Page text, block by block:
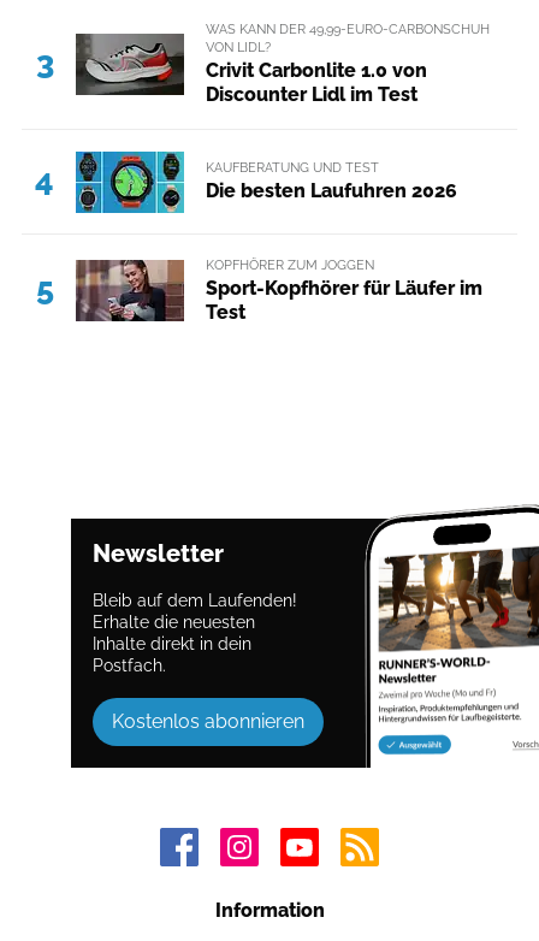
3
WAS KANN DER 49,99-EURO-CARBONSCHUH
VON LIDL?
Crivit Carbonlite 1.0 von
Discounter Lidl im Test
4 KAUFBERATUNG UND TEST
Die besten Laufuhren 2026
5
KOPFHÖRER ZUM JOGGEN
Sport-Kopfhörer für Läufer im
Test
Newsletter
Bleib auf dem Laufenden!
Erhalte die neuesten
Inhalte direkt in dein
Postfach.
Kostenlos abonnieren
Information